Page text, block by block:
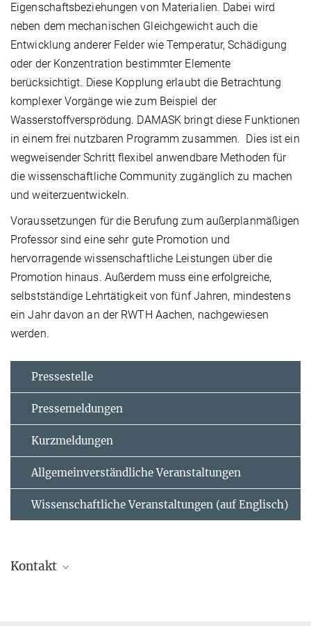
Eigenschaftsbeziehungen von Materialien. Dabei wird
neben dem mechanischen Gleichgewicht auch die
Entwicklung anderer Felder wie Temperatur, Schädigung
oder der Konzentration bestimmter Elemente
berücksichtigt. Diese Kopplung erlaubt die Betrachtung
komplexer Vorgänge wie zum Beispiel der
Wasserstoffversprödung. DAMASK bringt diese Funktionen
in einem frei nutzbaren Programm zusammen. Dies ist ein
wegweisender Schritt flexibel anwendbare Methoden für
die wissenschaftliche Community zugänglich zu machen
und weiterzuentwickeln.
Voraussetzungen für die Berufung zum außerplanmäßigen
Professor sind eine sehr gute Promotion und
hervorragende wissenschaftliche Leistungen über die
Promotion hinaus. Außerdem muss eine erfolgreiche,
selbstständige Lehrtätigkeit von fünf Jahren, mindestens
ein Jahr davon an der RWTH Aachen, nachgewiesen
werden.
Pressestelle
Pressemeldungen
Kurzmeldungen
Allgemeinverständliche Veranstaltungen
Wissenschaftliche Veranstaltungen (auf Englisch)
Kontakt